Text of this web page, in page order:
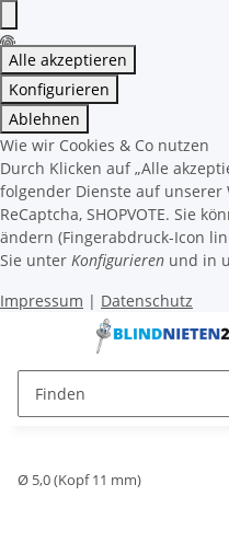
Alle akzeptieren
Konfigurieren
Ablehnen
Wie wir Cookies & Co nutzen
Durch Klicken auf „Alle
folgender Dienste auf unserer
ReCaptcha, SHOPVOTE. Sie
ändern (Fingerabdruck-Icon
Sie unter Konfigurieren und in
Impressum | Datenschutz
Ø 5,0 (Kopf 11 mm)